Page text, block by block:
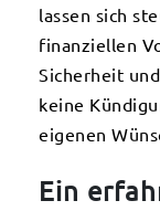
lassen sich
finanziellen
Sicherheit
keine
eigenen
Ein